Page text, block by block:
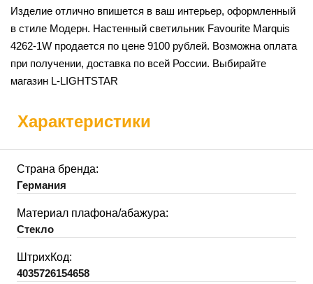
Изделие отлично впишется в ваш интерьер, оформленный
в стиле Модерн. Настенный светильник Favourite Marquis
4262-1W продается по цене 9100 рублей. Возможна оплата
при получении, доставка по всей России. Выбирайте
магазин L-LIGHTSTAR
Характеристики
Страна бренда:
Германия
Материал плафона/абажура:
Стекло
ШтрихКод:
4035726154658